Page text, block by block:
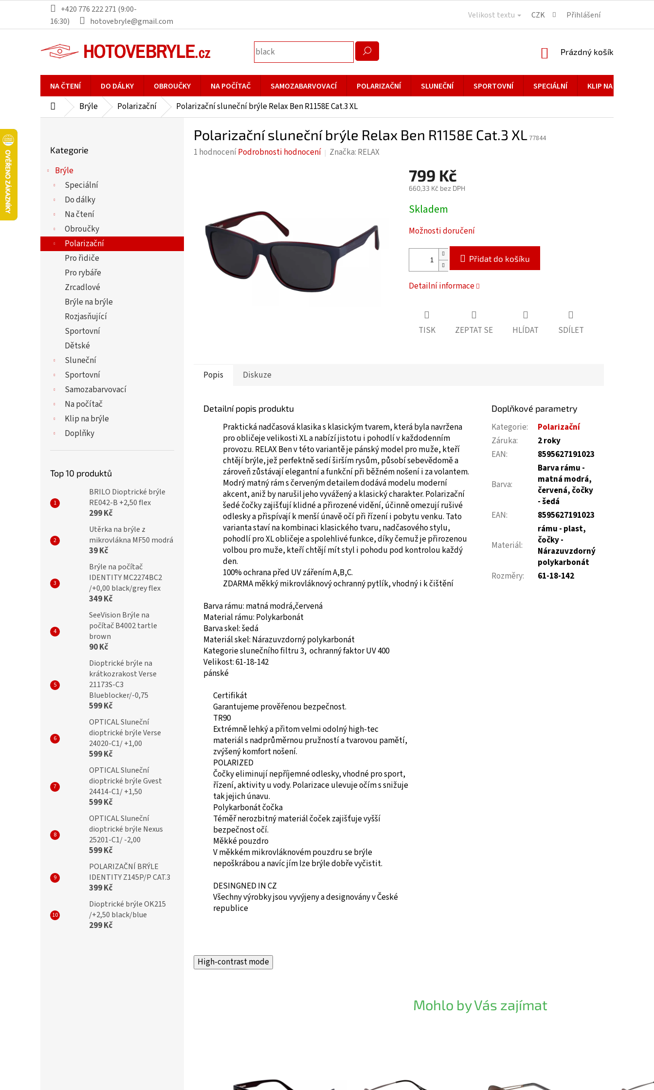
obsah
+420 776 222 271 (9:00-
16:30)
hotovebryle@gmail.com
Velikost textu CZK Přihlášení
NÁKUPNÍ
Prázdný košík
NA ČTENÍ DO DÁLKY OBROUČKY NA POČÍTAČ SAMOZABARVOVACÍ POLARIZAČNÍ SLUNEČNÍ SPORTOVNÍ SPECIÁLNÍ KLIP NA BRÝLE
DomůBrýle Polarizační Polarizační sluneční brýle Relax Ben R1158E Cat.3 XL
kategorie
Kategorie
Brýle
Speciální
Do dálky
Na čtení
Obroučky
Polarizační
Pro řidiče
Pro rybáře
Zrcadlové
Brýle na brýle
Rozjasňující
Sportovní
Dětské
Sluneční
Sportovní
Samozabarvovací
Na počítač
Klip na brýle
Doplňky
Top 10 produktů
BRILO Dioptrické brýle
RE042-B +2,50 flex
299 Kč
Utěrka na brýle z
mikrovlákna MF50 modrá
39 Kč
Brýle na počítač
IDENTITY MC2274BC2
/+0,00 black/grey flex
349 Kč
SeeVision Brýle na
počítač B4002 tartle
brown
90 Kč
Dioptrické brýle na
krátkozrakost Verse
21173S-C3
Blueblocker/-0,75
599 Kč
OPTICAL Sluneční
dioptrické brýle Verse
24020-C1/ +1,00
599 Kč
OPTICAL Sluneční
dioptrické brýle Gvest
24414-C1/ +1,50
599 Kč
OPTICAL Sluneční
dioptrické brýle Nexus
25201-C1/ -2,00
599 Kč
POLARIZAČNÍ BRÝLE
IDENTITY Z145P/P CAT.3
399 Kč
Dioptrické brýle OK215
/+2,50 black/blue
299 Kč
Polarizační sluneční brýle Relax Ben R1158E Cat.3 XL 77844
Průměrné
hvězdiček.
1 hodnoceníPodrobnosti hodnocení Značka: RELAX
799 Kč
660,33 Kč bez DPH
Měrná
cena:
Skladem
Možnosti doručení
Přidat do košíku
Detailní informace
TISK ZEPTAT SE HLÍDAT SDÍLET
Popis Diskuze
Detailní popis produktu
Praktická nadčasová klasika s klasickým tvarem, která byla navržena
pro obličeje velikosti XL a nabízí jistotu i pohodlí v každodenním
provozu. RELAX Ben v této variantě je pánský model pro muže, kteří
chtějí brýle, jež perfektně sedí širším rysům, působí sebevědomě a
zároveň zůstávají elegantní a funkční při běžném nošení i za volantem.
Modrý matný rám s červeným detailem dodává modelu moderní
akcent, aniž by narušil jeho vyvážený a klasický charakter. Polarizační
šedé čočky zajišťují klidné a přirozené vidění, účinně omezují rušivé
odlesky a přispívají k menší únavě očí při řízení i pobytu venku. Tato
varianta staví na kombinaci klasického tvaru, nadčasového stylu,
pohodlí pro XL obličeje a spolehlivé funkce, díky čemuž je přirozenou
volbou pro muže, kteří chtějí mít styl i pohodu pod kontrolou každý
den.
100% ochrana před UV zářením A,B,C.
ZDARMA měkký mikrovláknový ochranný pytlík, vhodný i k čištění
Barva rámu: matná modrá,červená
Material rámu: Polykarbonát
Barva skel: šedá
Materiál skel: Nárazuvzdorný polykarbonát
Kategorie slunečního filtru 3, ochranný faktor UV 400
Velikost:61-18-142
pánské
Certifikát
Garantujeme prověřenou bezpečnost.
TR90
Extrémně lehký a přitom velmi odolný high-tec
materiál s nadprůměrnou pružností a tvarovou pamětí,
zvýšený komfort nošení.
POLARIZED
Čočky eliminují nepříjemné odlesky, vhodné pro sport,
řízení, aktivity u vody. Polarizace ulevuje očím s snižuje
tak jejich únavu.
Polykarbonát čočka
Téměř nerozbitný materiál čoček zajišťuje vyšší
bezpečnost očí.
Měkké pouzdro
V měkkém mikrovláknovém pouzdru se brýle
nepoškrábou a navíc jím lze brýle dobře vyčistit.
DESINGNED IN CZ
Všechny výrobky jsou vyvýjeny a designovány v České
republice
Doplňkové parametry
Kategorie:
Polarizační
Záruka:
2 roky
EAN: 8595627191023
Barva:
Barva rámu -
matná modrá,
červená, čočky
- šedá
EAN: 8595627191023
Materiál:
rámu - plast,
čočky -
Nárazuvzdorný
polykarbonát
Rozměry: 61-18-142
High-contrast mode
Mohlo by Vás zajímat